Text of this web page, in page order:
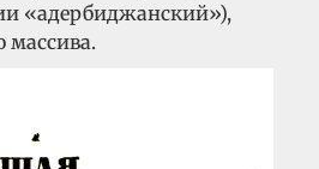
«адербиджанский»),
массива.